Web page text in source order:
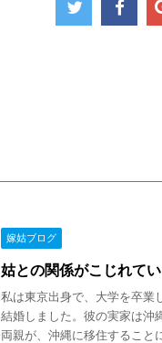
嫁姑ブログ
姑との関係がこじれてい
私は東京出身で、大学を卒業
結婚しました。彼の実家は沖
両親が、沖縄に移住すること